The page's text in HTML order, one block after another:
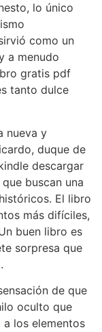
lo único
como un
a menudo
gratis pdf
tanto dulce
nueva y
duque de
descargar
buscan una
El libro
más difíciles,
buen libro es
sorpresa que
de que
oculto que
los elementos